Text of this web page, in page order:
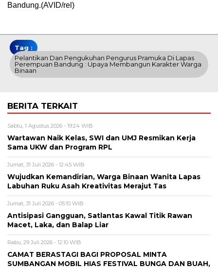
Bandung.(AVID/rel)
Tag :
Pelantikan Dan Pengukuhan Pengurus Pramuka Di Lapas
Perempuan Bandung : Upaya Membangun Karakter Warga
Binaan
BERITA TERKAIT
Sabtu, 1 Agustus 2026 - 19:24 WIB
Wartawan Naik Kelas, SWI dan UMJ Resmikan Kerja
Sama UKW dan Program RPL
Jumat, 31 Juli 2026 - 12:45 WIB
Wujudkan Kemandirian, Warga Binaan Wanita Lapas
Labuhan Ruku Asah Kreativitas Merajut Tas
Jumat, 31 Juli 2026 - 05:10 WIB
Antisipasi Gangguan, Satlantas Kawal Titik Rawan
Macet, Laka, dan Balap Liar
Rabu, 29 Juli 2026 - 12:10 WIB
CAMAT BERASTAGI BAGI PROPOSAL MINTA
SUMBANGAN MOBIL HIAS FESTIVAL BUNGA DAN BUAH,